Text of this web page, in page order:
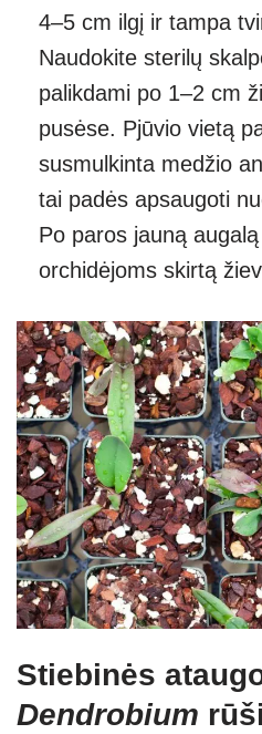
4–5 cm ilgį ir tampa
Naudokite sterilų
palikdami po 1–2 cm
pusėse. Pjūvio vietą
susmulkinta medžio
tai padės apsaugoti
Po paros jauną
orchidėjoms skirtą
Stiebinės
Dendrobium